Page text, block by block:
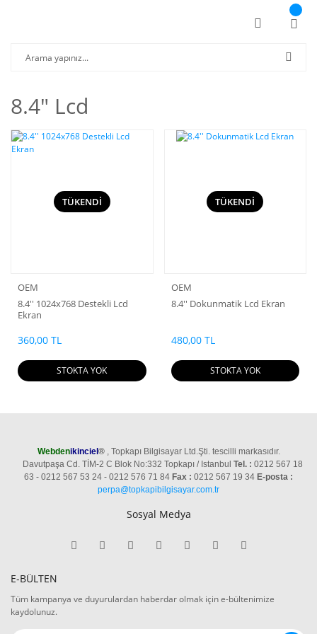
8.4" Lcd
TÜKENDİ
OEM
8.4'' 1024x768 Destekli Lcd
Ekran
360,00 TL
STOKTA YOK
TÜKENDİ
OEM
8.4'' Dokunmatik Lcd Ekran
480,00 TL
STOKTA YOK
Webdenikinciel®, Topkapı Bilgisayar Ltd.Şti. tescilli markasıdır.
Davutpaşa Cd. TİM-2 C Blok No:332 Topkapı / Istanbul Tel. : 0212 567 18
63 - 0212 567 53 24 - 0212 576 71 84 Fax : 0212 567 19 34 E-posta :
perpa@topkapibilgisayar.com.tr
Sosyal Medya
E-BÜLTEN
Tüm kampanya ve duyurulardan haberdar olmak için e-bültenimize
kaydolunuz.